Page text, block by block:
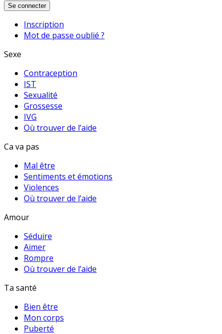
Se connecter
Inscription
Mot de passe oublié ?
Sexe
Contraception
IST
Sexualité
Grossesse
IVG
Où trouver de l’aide
Ca va pas
Mal être
Sentiments et émotions
Violences
Où trouver de l’aide
Amour
Séduire
Aimer
Rompre
Où trouver de l’aide
Ta santé
Bien être
Mon corps
Puberté